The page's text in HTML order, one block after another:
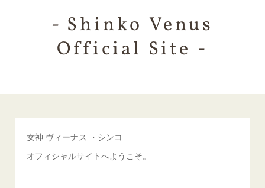
- Shinko Venus
Official Site -
女神 ヴィーナス ・シンコ
オフィシャルサイトへようこそ。